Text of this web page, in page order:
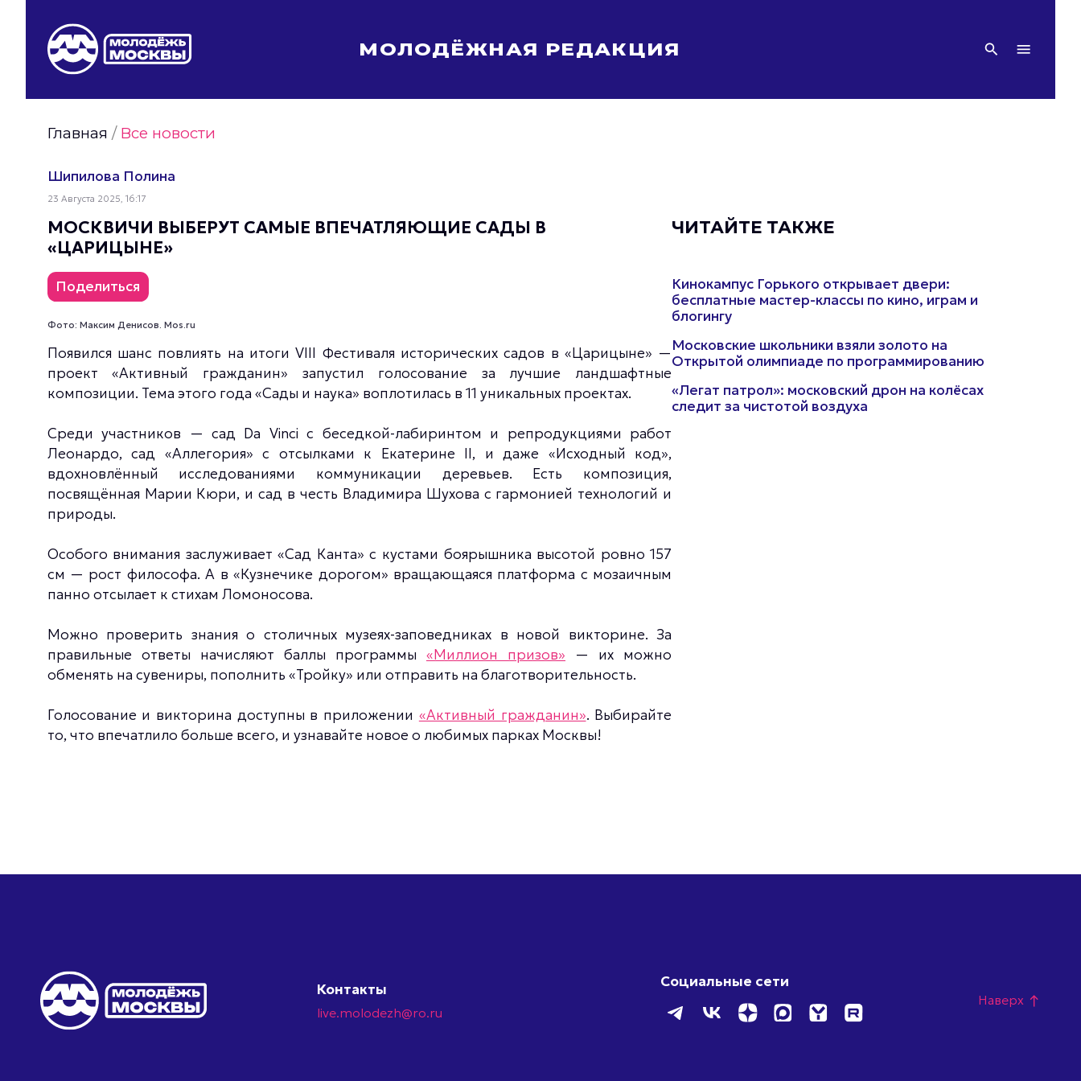
МОЛОДЁЖНАЯ РЕДАКЦИЯ
Видео Молодёжи Москвы
Молодёжь Москвы зелёная
Фото Молодёжи Москвы
Статьи Молодёжи Москвы
Молодёжь Москвы культурная
Молодёжь Москвы спортивная
Главная /Все новости
Шипилова Полина
23 Августа 2025, 16:17
МОСКВИЧИ ВЫБЕРУТ САМЫЕ ВПЕЧАТЛЯЮЩИЕ САДЫ В
«ЦАРИЦЫНЕ»
Поделиться
Фото: Максим Денисов. Mos.ru
Появился шанс повлиять на итоги VIII Фестиваля исторических садов в «Царицыне» —
проект «Активный гражданин» запустил голосование за лучшие ландшафтные
композиции. Тема этого года «Сады и наука» воплотилась в 11 уникальных проектах.
Среди участников — сад Da Vinci с беседкой-лабиринтом и репродукциями работ
Леонардо, сад «Аллегория» с отсылками к Екатерине II, и даже «Исходный код»,
вдохновлённый исследованиями коммуникации деревьев. Есть композиция,
посвящённая Марии Кюри, и сад в честь Владимира Шухова с гармонией технологий и
природы.
Особого внимания заслуживает «Сад Канта» с кустами боярышника высотой ровно 157
см — рост философа. А в «Кузнечике дорогом» вращающаяся платформа с мозаичным
панно отсылает к стихам Ломоносова.
Можно проверить знания о столичных музеях-заповедниках в новой викторине. За
правильные ответы начисляют баллы программы «Миллион призов» — их можно
обменять на сувениры, пополнить «Тройку» или отправить на благотворительность.
Голосование и викторина доступны в приложении «Активный гражданин». Выбирайте
то, что впечатлило больше всего, и узнавайте новое о любимых парках Москвы!
ЧИТАЙТЕ ТАКЖЕ
Кинокампус Горького открывает двери:
бесплатные мастер-классы по кино, играм и
блогингу
Московские школьники взяли золото на
Открытой олимпиаде по программированию
«Легат патрол»: московский дрон на колёсах
следит за чистотой воздуха
Контакты
live.molodezh@ro.ru
Социальные сети
Наверх north